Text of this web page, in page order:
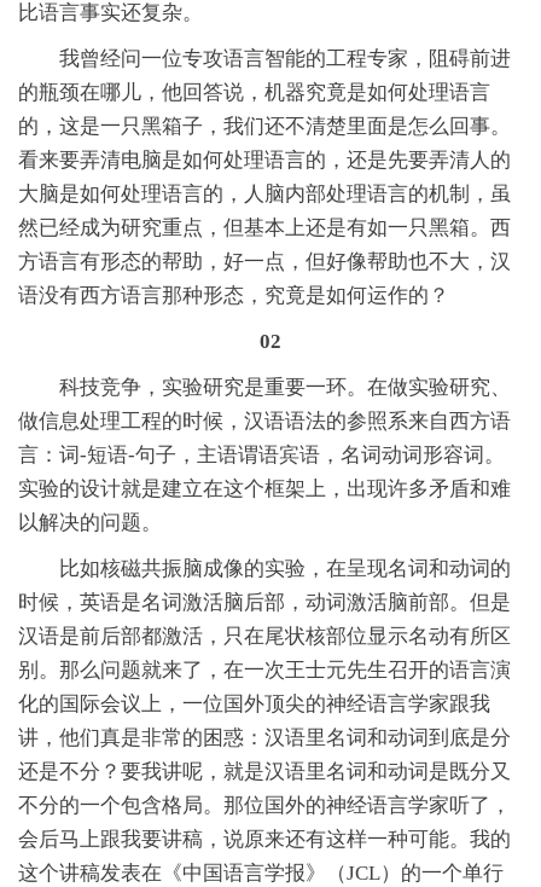
比语言事实还复杂。
我曾经问一位专攻语言智能的工程专家，阻碍前进
的瓶颈在哪儿，他回答说，机器究竟是如何处理语言
的，这是一只黑箱子，我们还不清楚里面是怎么回事。
看来要弄清电脑是如何处理语言的，还是先要弄清人的
大脑是如何处理语言的，人脑内部处理语言的机制，虽
然已经成为研究重点，但基本上还是有如一只黑箱。西
方语言有形态的帮助，好一点，但好像帮助也不大，汉
语没有西方语言那种形态，究竟是如何运作的？
02
科技竞争，实验研究是重要一环。在做实验研究、
做信息处理工程的时候，汉语语法的参照系来自西方语
言：词-短语-句子，主语谓语宾语，名词动词形容词。
实验的设计就是建立在这个框架上，出现许多矛盾和难
以解决的问题。
比如核磁共振脑成像的实验，在呈现名词和动词的
时候，英语是名词激活脑后部，动词激活脑前部。但是
汉语是前后部都激活，只在尾状核部位显示名动有所区
别。那么问题就来了，在一次王士元先生召开的语言演
化的国际会议上，一位国外顶尖的神经语言学家跟我
讲，他们真是非常的困惑：汉语里名词和动词到底是分
还是不分？要我讲呢，就是汉语里名词和动词是既分又
不分的一个包含格局。那位国外的神经语言学家听了，
会后马上跟我要讲稿，说原来还有这样一种可能。我的
这个讲稿发表在《中国语言学报》（JCL）的一个单行